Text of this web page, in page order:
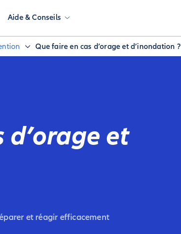
Aide & Conseils
Que faire en cas d’orage et d’inondation ?
d’orage et
et réagir efficacement